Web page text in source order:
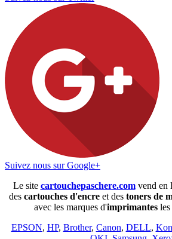
Suivez nous sur Google+
Le site cartouchepaschere.comvend en
des cartouches d'encre et des toners de
avec les marques d'imprimantes
EPSON, HP, Brother, Canon, DELL,